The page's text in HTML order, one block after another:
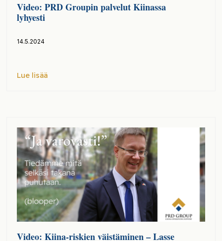
Video: PRD Groupin palvelut Kiinassa
lyhyesti
14.5.2024
Lue lisää
Video: Kiina-riskien väistäminen – Lasse